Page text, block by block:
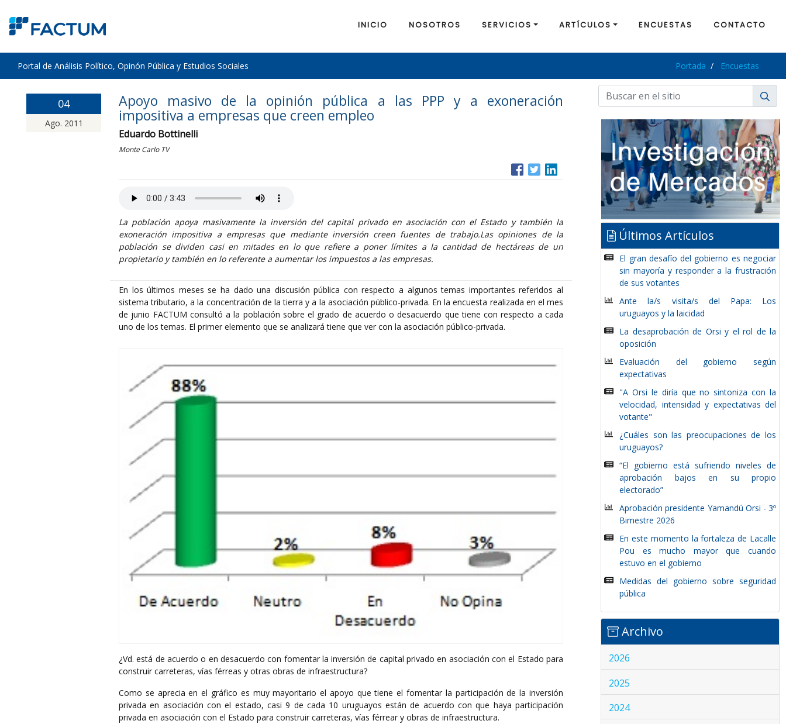
INICIO NOSOTROS SERVICIOS ARTÍCULOS ENCUESTAS CONTACTO
Portal de Análisis Político, Opinón Pública y Estudios Sociales Portada Encuestas
04
Ago. 2011
Apoyo masivo de la opinión pública a las PPP y a exoneración
impositiva a empresas que creen empleo
Eduardo Bottinelli
Monte Carlo TV
La población apoya masivamente la inversión del capital privado en asociación con el Estado y también la
exoneración impositiva a empresas que mediante inversión creen fuentes de trabajo.Las opiniones de la
población se dividen casi en mitades en lo que refiere a poner límites a la cantidad de hectáreas de un
propietario y también en lo referente a aumentar los impuestos a las empresas.
En los últimos meses se ha dado una discusión pública con respecto a algunos temas importantes referidos al
sistema tributario, a la concentración de la tierra y a la asociación público-privada. En la encuesta realizada en el mes
de junio FACTUM consultó a la población sobre el grado de acuerdo o desacuerdo que tiene con respecto a cada
uno de los temas. El primer elemento que se analizará tiene que ver con la asociación público-privada.
¿Vd. está de acuerdo o en desacuerdo con fomentar la inversión de capital privado en asociación con el Estado para
construir carreteras, vías férreas y otras obras de infraestructura?
Como se aprecia en el gráfico es muy mayoritario el apoyo que tiene el fomentar la participación de la inversión
privada en asociación con el estado, casi 9 de cada 10 uruguayos están de acuerdo con que haya participación
privada en asociación con el Estado para construir carreteras, vías férrear y obras de infraestructura.
Últimos Artículos
El gran desafío del gobierno es negociar
sin mayoría y responder a la frustración
de sus votantes
Ante la/s visita/s del Papa: Los
uruguayos y la laicidad
La desaprobación de Orsi y el rol de la
oposición
Evaluación del gobierno según
expectativas
"A Orsi le diría que no sintoniza con la
velocidad, intensidad y expectativas del
votante"
¿Cuáles son las preocupaciones de los
uruguayos?
“El gobierno está sufriendo niveles de
aprobación bajos en su propio
electorado”
Aprobación presidente Yamandú Orsi - 3º
Bimestre 2026
En este momento la fortaleza de Lacalle
Pou es mucho mayor que cuando
estuvo en el gobierno
Medidas del gobierno sobre seguridad
pública
Archivo
2026
2025
2024